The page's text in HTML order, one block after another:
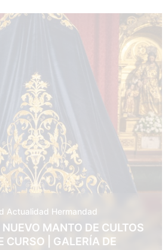
Actualidad Hermandad
MANTO DE CULTOS
CURSO | GALERÍA DE